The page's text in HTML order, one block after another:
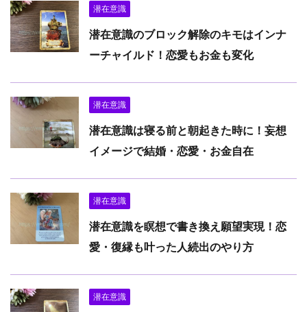
潜在意識
潜在意識のブロック解除のキモはインナ
ーチャイルド！恋愛もお金も変化
潜在意識
潜在意識は寝る前と朝起きた時に！妄想
イメージで結婚・恋愛・お金自在
潜在意識
潜在意識を瞑想で書き換え願望実現！恋
愛・復縁も叶った人続出のやり方
潜在意識